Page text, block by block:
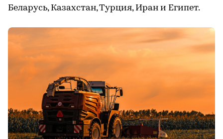
Беларусь, Казахстан, Турция, Иран и Египет.